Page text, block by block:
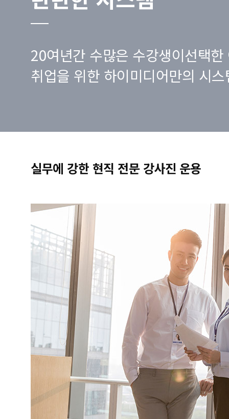
20여년간 수많은 수강생이선택한
취업을 위한 하이미디어만의 시
실무에 강한 현직 전문 강사진 운용